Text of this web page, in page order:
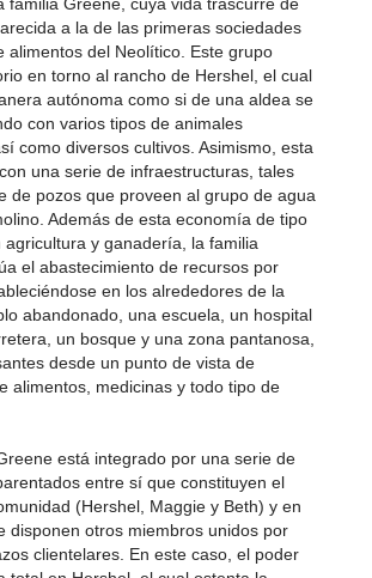
a la de las primeras sociedades
alimentos del Neolítico. Este grupo
en torno al rancho de Hershel, el cual
autónoma como si de una aldea se
con varios tipos de animales
como diversos cultivos. Asimismo, esta
una serie de infraestructuras, tales
de pozos que proveen al grupo de agua
Además de esta economía de tipo
agricultura y ganadería, la familia
el abastecimiento de recursos por
en los alrededores de la
abandonado, una escuela, un hospital
un bosque y una zona pantanosa,
desde un punto de vista de
alimentos, medicinas y todo tipo de
está integrado por una serie de
entre sí que constituyen el
(Hershel, Maggie y Beth) y en
disponen otros miembros unidos por
clientelares. En este caso, el poder